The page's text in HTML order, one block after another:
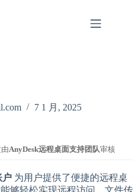
7 1 月, 2025
AnyDesk远程桌面支持团队审核
户 为用户提供了便捷的远程桌
够轻松实现远程访问、文件传